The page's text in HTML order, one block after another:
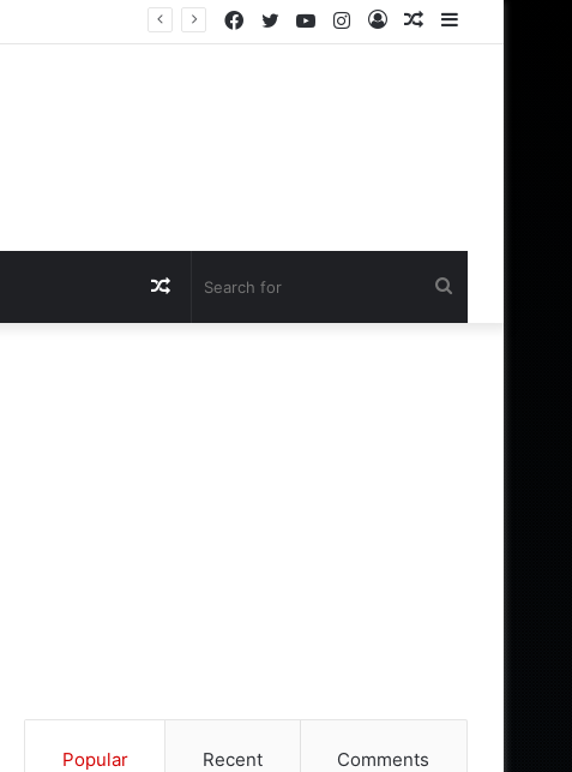
Sidebar
Random
Log
Instagram
YouTube
Twitter
Facebook
Random
Popular Recent Comments